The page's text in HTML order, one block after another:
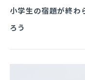
小学生の宿題が終わ
ろう